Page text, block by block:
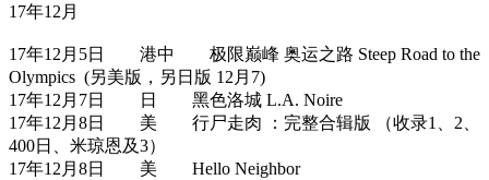
17年12月
17年12月5日 港中 极限巅峰 奥运之路 Steep Road to the
Olympics (另美版，另日版 12月7)
17年12月7日 日 黑色洛城 L.A. Noire
17年12月8日 美 行尸走肉 ：完整合辑版 （收录1、2、
400日、米琼恩及3）
17年12月8日 美 Hello Neighbor